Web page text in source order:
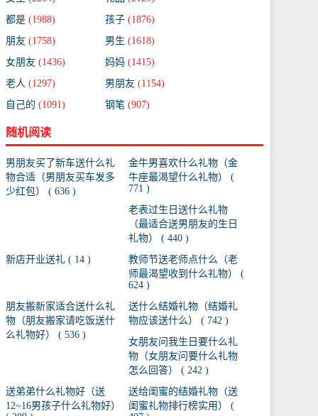
都是 (1988) 孩子 (1876)
朋友 (1758) 男生 (1618)
女朋友 (1436) 妈妈 (1415)
老人 (1297) 男朋友 (1154)
自己的 (1091) 钢笔 (907)
随机阅读
男朋友买了新车送什么礼
物合适（男朋友买车发多
少红包） ( 636 )
金牛男喜欢什么礼物（金
牛座最渴望什么礼物） (
771 )
老表过生日送什么礼物
（最适合送男朋友的生日
礼物） ( 440 )
新店开业送礼 ( 14 )
教师节送老师点什么（老
师最渴望收到什么礼物） (
624 )
朋友搬新家适合送什么礼
物（朋友搬家请吃饭送什
么礼物好） ( 536 )
送什么结婚礼物（结婚礼
物应该送什么） ( 742 )
女朋友问我生日要什么礼
物（女朋友问要什么礼物
怎么回答） ( 242 )
送弟弟什么礼物好（送
12~16男孩子什么礼物好）
送给闺蜜的结婚礼物（送
闺蜜礼物排行榜实用） (